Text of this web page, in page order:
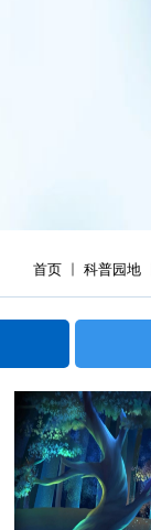
首页 科普园地